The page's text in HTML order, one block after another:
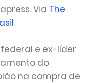
Via The
e ex-líder
do
na compra de